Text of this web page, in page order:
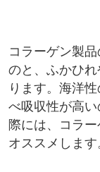
コラーゲン製
のと、ふかひ
ります。海洋
べ吸収性が高
際には、コラ
オススメします